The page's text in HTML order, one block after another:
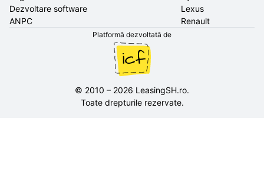
Dezvoltare software
ANPC
Lexus
Renault
Platformă dezvoltată de
© 2010 – 2026 LeasingSH.ro.
Toate drepturile rezervate.